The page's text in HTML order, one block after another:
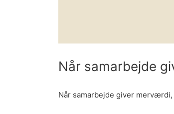
Når samarbejde
Når samarbejde giver